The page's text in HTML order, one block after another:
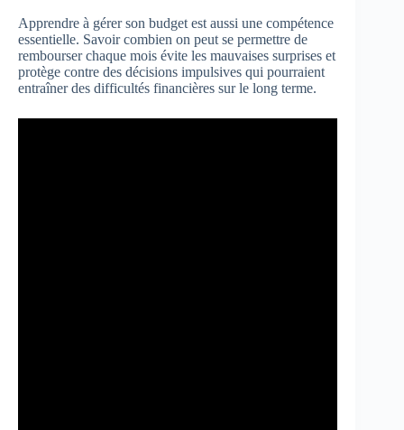
Apprendre à gérer son budget est aussi une compétence
essentielle. Savoir combien on peut se permettre de
rembourser chaque mois évite les mauvaises surprises et
protège contre des décisions impulsives qui pourraient
entraîner des difficultés financières sur le long terme.